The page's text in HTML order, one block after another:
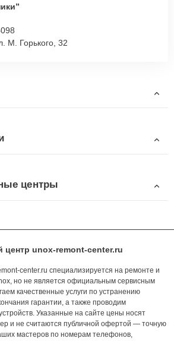
М. Горького, 32
центры
unox-remont-center.ru
center.ru специализируется на ремонте и
но не является официальным сервисным
качественные услуги по устранению
гарантии, а также проводим
Указанные на сайте цены носят
и не считаются публичной офертой — точную
мастеров по номерам телефонов,